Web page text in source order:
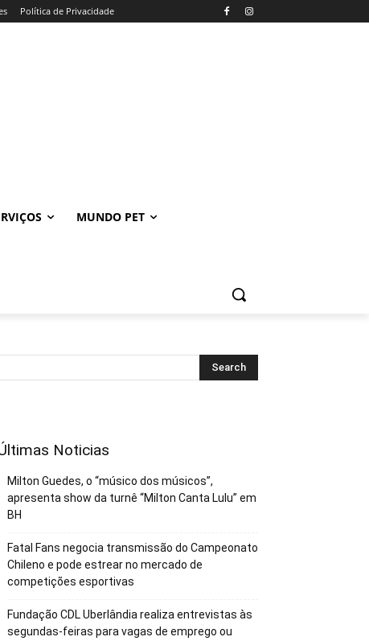
Política de Privacidade
MUNDO PET
Noticias
Milton Guedes, o “músico dos músicos”,
apresenta show da turnê “Milton Canta Lulu” em
BH
Fatal Fans negocia transmissão do Campeonato
Chileno e pode estrear no mercado de
competições esportivas
Fundação CDL Uberlândia realiza entrevistas às
segundas-feiras para vagas de emprego ou